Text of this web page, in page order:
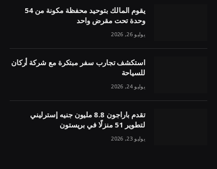
يقوم المالك بتوحيد محفظة مكونة من 54
وحدة تحت مقرض واحد
يوليو 26, 2026
استكشف تجارب سفر مبتكرة مع شركة أركان
للسياحة
يوليو 24, 2026
تقدم باراجون 8.8 مليون جنيه إسترليني
لتطوير 51 منزلًا في بريستون
يوليو 23, 2026